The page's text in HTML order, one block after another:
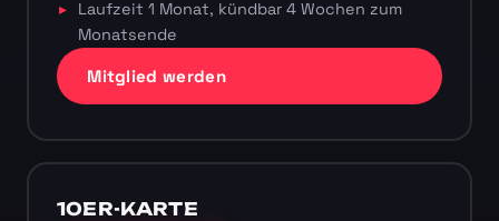
Laufzeit 1 Monat, kündbar 4 Wochen zum
Monatsende
Mitglied werden
10ER-KARTE